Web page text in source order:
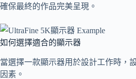
確保最終的作品完美呈現。
如何選擇適合的顯示器
當選擇一款顯示器用於設計工作時，
因素。